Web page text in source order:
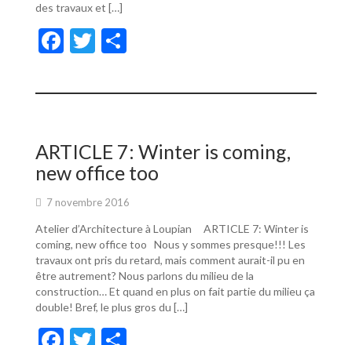
des travaux et […]
F
e
o
o
k
T
itt ta
er
ARTICLE 7: Winter is coming,
new office too
7 novembre 2016
Atelier d’Architecture à Loupian ARTICLE 7: Winter is
coming, new office too Nous y sommes presque!!! Les
travaux ont pris du retard, mais comment aurait-il pu en
être autrement? Nous parlons du milieu de la
construction… Et quand en plus on fait partie du milieu ça
double! Bref, le plus gros du […]